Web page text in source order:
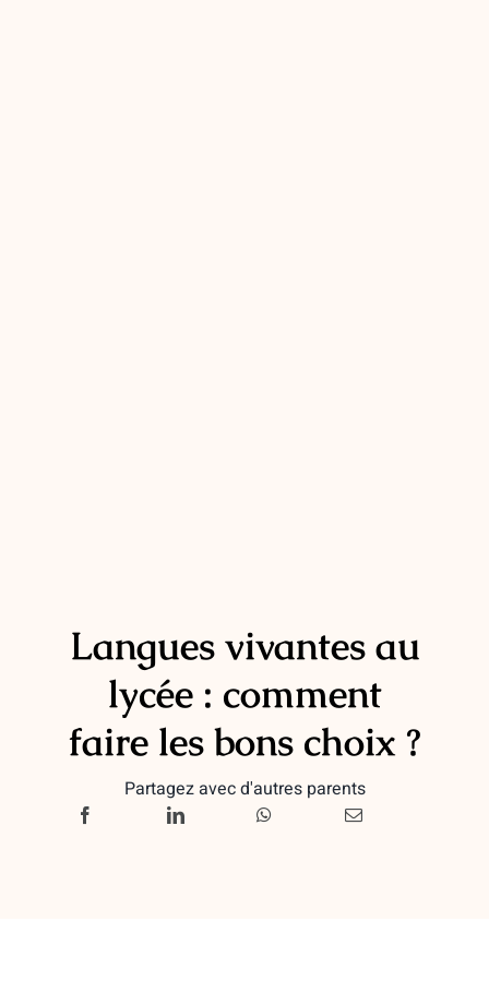
Langues vivantes au
lycée : comment
faire les bons choix ?
Partagez avec d'autres parents